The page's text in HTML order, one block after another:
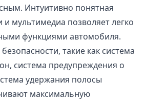
Интуитивно понятная
и мультимедиа позволяет легко
функциями автомобиля.
такие как система
система предупреждения о
удержания полосы
максимальную